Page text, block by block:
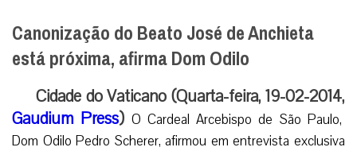
Canonização do Beato José de Anchieta
está próxima, afirma Dom Odilo
Cidade do Vaticano (Quarta-feira, 19-02-2014,
Gaudium Press) O Cardeal Arcebispo de São Paulo,
Dom Odilo Pedro Scherer, afirmou em entrevista exclusiva